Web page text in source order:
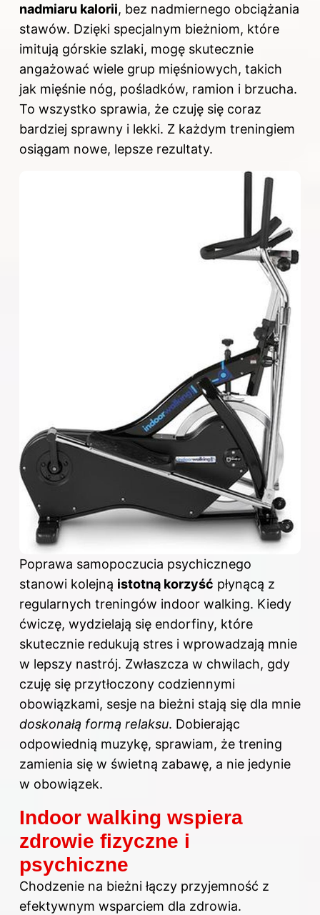
nadmiaru kalorii, bez nadmiernego obciążania
stawów. Dzięki specjalnym bieżniom, które
imitują górskie szlaki, mogę skutecznie
angażować wiele grup mięśniowych, takich
jak mięśnie nóg, pośladków, ramion i brzucha.
To wszystko sprawia, że czuję się coraz
bardziej sprawny i lekki. Z każdym treningiem
osiągam nowe, lepsze rezultaty.
Poprawa samopoczucia psychicznego
stanowi kolejną istotną korzyść płynącą z
regularnych treningów indoor walking. Kiedy
ćwiczę, wydzielają się endorfiny, które
skutecznie redukują stres i wprowadzają mnie
w lepszy nastrój. Zwłaszcza w chwilach, gdy
czuję się przytłoczony codziennymi
obowiązkami, sesje na bieżni stają się dla mnie
doskonałą formą relaksu. Dobierając
odpowiednią muzykę, sprawiam, że trening
zamienia się w świetną zabawę, a nie jedynie
w obowiązek.
Indoor walking wspiera
zdrowie fizyczne i
psychiczne
Chodzenie na bieżni łączy przyjemność z
efektywnym wsparciem dla zdrowia.